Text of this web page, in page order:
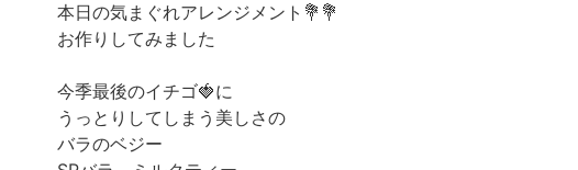
本日の気まぐれアレンジメント💐💐
お作りしてみました
今季最後のイチゴ🍓に
うっとりしてしまう美しさの
バラのベジー